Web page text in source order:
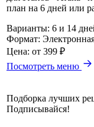
план на 6 дней или
Варианты: 6 и 14
Формат:
Цена: от 399 ₽
Посмотреть меню
Подборка лучших
Подписывайся!